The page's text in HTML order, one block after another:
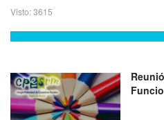
Visto: 3615